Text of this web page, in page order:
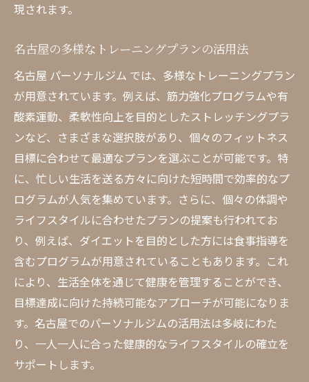
現されます。
名古屋の多様なトレーニングプランの活用法
名古屋 パーソナルジム では、多様なトレーニングプラン
が用意されています。例えば、筋力強化プログラムや有
酸素運動、柔軟性向上を目的としたストレッチングプラ
ンなど、さまざまな選択肢があり、個々のフィットネス
目標に合わせて最適なプランを選ぶことが可能です。特
に、忙しい生活を送る方々に向けた短時間で効率的なプ
ログラムが人気を集めています。さらに、個々の体調や
ライフスタイルに合わせたプランの提案も行われてお
り、例えば、ダイエットを目的とした方には食事指導を
含むプログラムが用意されていることもあります。これ
により、生活全体を通じて健康を管理することができ、
目標達成に向けた持続可能なアプローチが可能になりま
す。名古屋でのパーソナルジムの活用法は多岐にわた
り、一人一人に合った健康的なライフスタイルの確立を
サポートします。